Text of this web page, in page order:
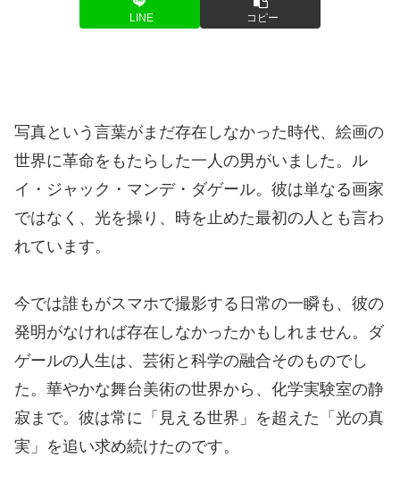
LINE コピー
写真という言葉がまだ存在しなかった時代、絵画の
世界に革命をもたらした一人の男がいました。ル
イ・ジャック・マンデ・ダゲール。彼は単なる画家
ではなく、光を操り、時を止めた最初の人とも言わ
れています。
今では誰もがスマホで撮影する日常の一瞬も、彼の
発明がなければ存在しなかったかもしれません。ダ
ゲールの人生は、芸術と科学の融合そのものでし
た。華やかな舞台美術の世界から、化学実験室の静
寂まで。彼は常に「見える世界」を超えた「光の真
実」を追い求め続けたのです。